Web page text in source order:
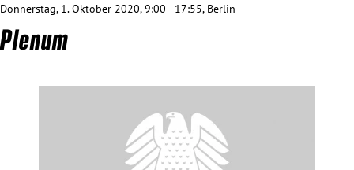
Themen
Bundestag 2017-2021
Donnerstag, 1. Oktober 2020, 9:00 - 17:55, Berlin
Plenum